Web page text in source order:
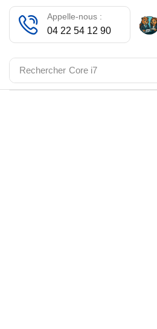
Rechercher Core i7
Appelle-nous :
04 22 54 12 90